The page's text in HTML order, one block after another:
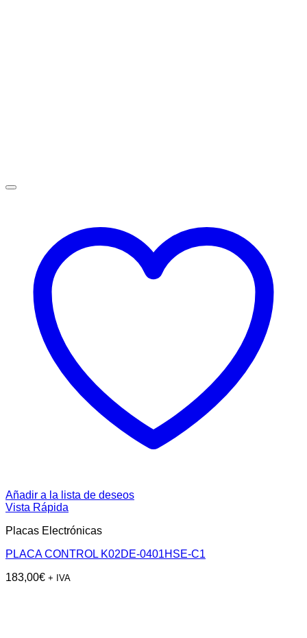
Añadir a la lista de deseos
Vista Rápida
Placas Electrónicas
PLACA CONTROL K02DE-0401HSE-C1
183,00€ + IVA